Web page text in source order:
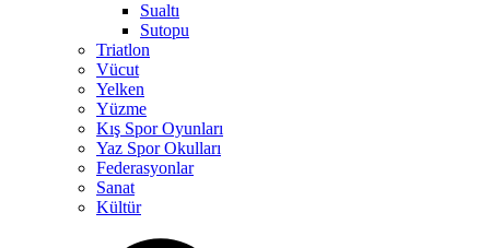
Sualtı
Sutopu
Triatlon
Vücut
Yelken
Yüzme
Kış Spor Oyunları
Yaz Spor Okulları
Federasyonlar
Sanat
Kültür